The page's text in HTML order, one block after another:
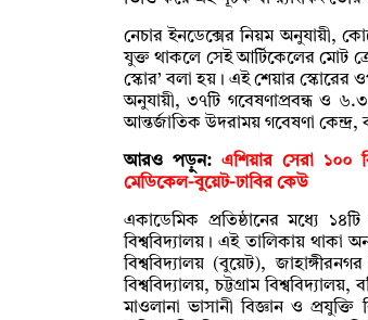
নেচার ইনডেক্সের নিয়ম অনুযায়ী,
যুক্ত থাকলে সেই আর্টিকেলের মোট
স্কোর’ বলা হয়। এই শেয়ার স্কোরের
অনুযায়ী, ৩৭টি গবেষণাপ্রবন্ধ ও
আন্তর্জাতিক উদরাময় গবেষণা
আরও পড়ুন: এশিয়ার সেরা ১০০
মেডিকেল-বুয়েট-ঢাবির কেউ
একাডেমিক প্রতিষ্ঠানের মধ্যে
বিশ্ববিদ্যালয়। এই তালিকায় থাকা
বিশ্ববিদ্যালয় (বুয়েট),
বিশ্ববিদ্যালয়, চট্টগ্রাম
মাওলানা ভাসানী বিজ্ঞান ও প্রযুক্তি